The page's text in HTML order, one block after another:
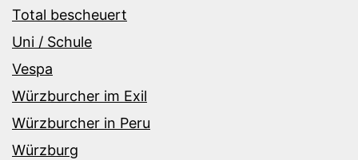
Total bescheuert
Uni / Schule
Vespa
Würzburcher im Exil
Würzburcher in Peru
Würzburg